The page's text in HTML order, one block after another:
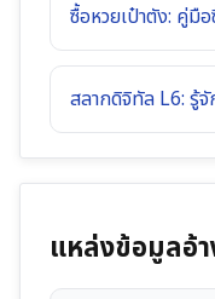
ซื้อหวยเป๋าตัง: คู่
สลากดิจิทัล L6: รู้
แหล่งข้อมูลอ้